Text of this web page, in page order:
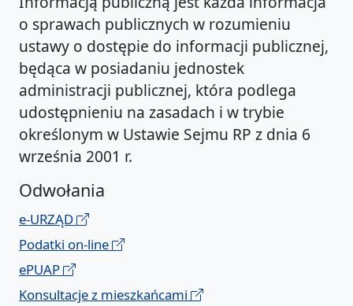
o sprawach publicznych w rozumieniu
ustawy o dostępie do informacji publicznej,
będąca w posiadaniu jednostek
administracji publicznej, która podlega
udostępnieniu na zasadach i w trybie
określonym w Ustawie Sejmu RP z dnia 6
września 2001 r.
Odwołania
e-URZĄD
Podatki on-line
ePUAP
Konsultacje z mieszkańcami